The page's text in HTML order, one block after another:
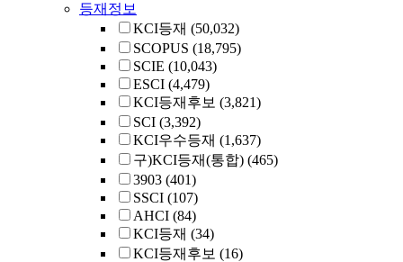
등재정보
KCI등재 (50,032)
SCOPUS (18,795)
SCIE (10,043)
ESCI (4,479)
KCI등재후보 (3,821)
SCI (3,392)
KCI우수등재 (1,637)
구)KCI등재(통합) (465)
3903 (401)
SSCI (107)
AHCI (84)
KCI등재 (34)
KCI등재후보 (16)